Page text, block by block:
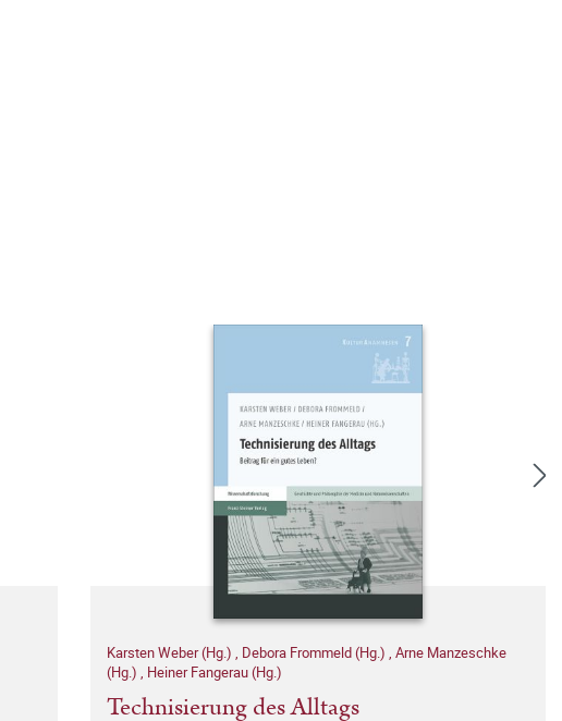
Karsten Weber (Hg.) Debora Frommeld (Hg.) Arne Manzeschke
(Hg.)
Heiner Fangerau (Hg.)
Technisierung des Alltags